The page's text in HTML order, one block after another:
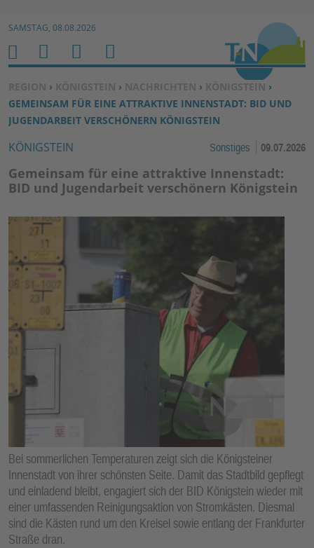
Zum Inhalt springen ↓
SAMSTAG, 08.08.2026
SIE BEFINDEN SICH HIER:
REGION › KÖNIGSTEIN › NACHRICHTEN › KÖNIGSTEIN ›
GEMEINSAM FÜR EINE ATTRAKTIVE INNENSTADT: BID UND
JUGENDARBEIT VERSCHÖNERN KÖNIGSTEIN
KÖNIGSTEIN Sonstiges 09.07.2026
Gemeinsam für eine attraktive Innenstadt:
BID und Jugendarbeit verschönern Königstein
Bei sommerlichen Temperaturen zeigt sich die Königsteiner
Innenstadt von ihrer schönsten Seite. Damit das Stadtbild gepflegt
und einladend bleibt, engagiert sich der BID Königstein wieder mit
einer umfassenden Reinigungsaktion von Stromkästen. Diesmal
sind die Kästen rund um den Kreisel sowie entlang der Frankfurter
Straße dran.
H
O
M
E
M
E
N
U
S
U
C
H
E
N
B
E
N
U
E
R
N
K
TI
O
N